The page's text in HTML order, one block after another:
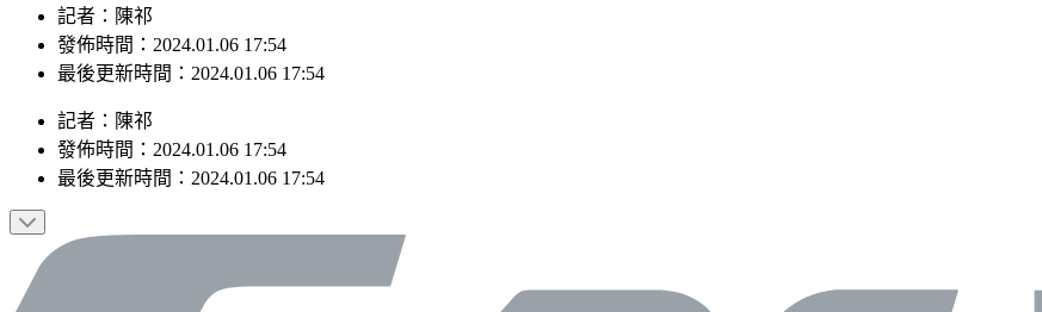
記者：陳祁
發佈時間：2024.01.06 17:54
最後更新時間：2024.01.06 17:54
記者 ： 陳祁
發佈時間： 2024.01.06 17:54
最後更新時間： 2024.01.06 17:54